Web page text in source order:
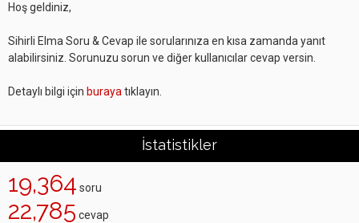
Hoş geldiniz,
Sihirli Elma Soru & Cevap ile sorularınıza en kısa zamanda yanıt
alabilirsiniz. Sorunuzu sorun ve diğer kullanıcılar cevap versin.
Detaylı bilgi için buraya tıklayın.
İstatistikler
19,364 soru
22,785 cevap